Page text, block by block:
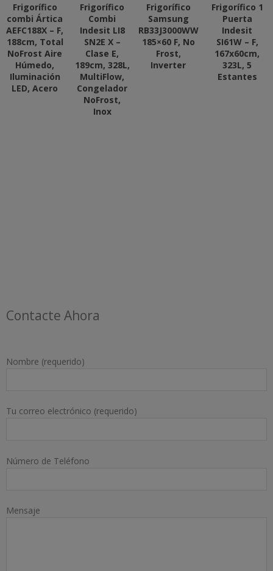
Frigorífico
combi Ártica
AEFC188X – F,
188cm, Total
NoFrost Aire
Húmedo,
Iluminación
LED, Acero
Frigorífico
Combi
Indesit LI8
SN2E X –
Clase E,
189cm, 328L,
MultiFlow,
Congelador
NoFrost,
Inox
Frigorífico
Samsung
RB33J3000WW
185×60 F, No
Frost,
Inverter
Frigorífico 1
Puerta
Indesit
SI61W – F,
167x60cm,
323L, 5
Estantes
Contacte Ahora
Nombre (requerido)
Tu correo electrónico (requerido)
Número de Teléfono
Mensaje